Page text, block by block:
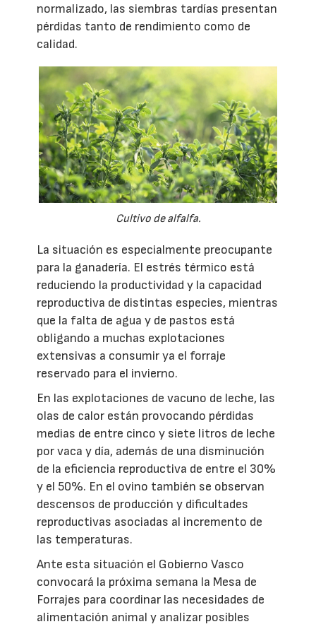
normalizado, las siembras tardías presentan
pérdidas tanto de rendimiento como de
calidad.
Cultivo de alfalfa.
La situación es especialmente preocupante
para la ganadería. El estrés térmico está
reduciendo la productividad y la capacidad
reproductiva de distintas especies, mientras
que la falta de agua y de pastos está
obligando a muchas explotaciones
extensivas a consumir ya el forraje
reservado para el invierno.
En las explotaciones de vacuno de leche, las
olas de calor están provocando pérdidas
medias de entre cinco y siete litros de leche
por vaca y día, además de una disminución
de la eficiencia reproductiva de entre el 30%
y el 50%. En el ovino también se observan
descensos de producción y dificultades
reproductivas asociadas al incremento de
las temperaturas.
Ante esta situación el Gobierno Vasco
convocará la próxima semana la Mesa de
Forrajes para coordinar las necesidades de
alimentación animal y analizar posibles